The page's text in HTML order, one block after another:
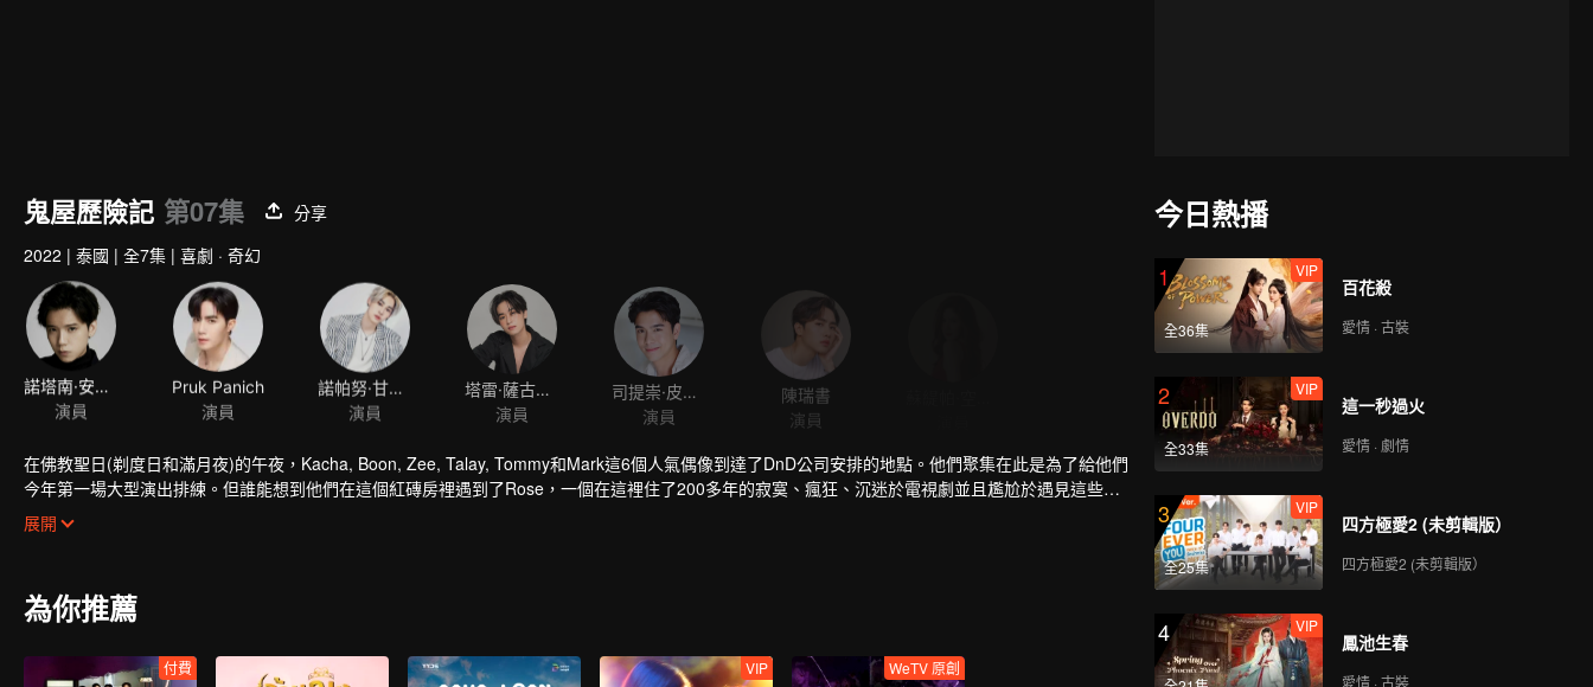
鬼屋歷險記 第07集
分享
2022 | 泰國 | 全7集 | 喜劇 · 奇幻
諾塔南·安楚裏帕迪
演員
Pruk Panich
演員
演員
演員
演員
陳瑞書
演員
在佛教聖日(剃度日和滿月夜)的午夜，Kacha, Boon, Zee, Talay, Tommy和Mark這6個人氣偶像到達了DnD公司安排的地點。他們聚集在此是為了給他們
今年第一場大型演出排練。但誰能想到他們在這個紅磚房裡遇到了Rose，一個在這裡住了200多年的寂寞、瘋狂、沉迷於電視劇並且尷尬於遇見這些偶
像的幽靈，並陷入了一系列混亂呢？超乎想象的意外情況詭異扭曲，令人捧腹，這個紅磚房裡的神祕事件讓著6個青年不得不開始他們的冒險，只為弄清
發生在他們身上的事情到底是真的幽靈作祟，還是隻是他們的幻想……
展開
為你推薦
付費 VIP WeTV 原創
今日熱播
1
全36集
VIP
百花殺
愛情 · 古裝
2
全33集
VIP
這一秒過火
愛情 · 劇情
3
全25集
VIP
四方極愛2 (未剪輯版）
四方極愛2 (未剪輯版）
4 VIP
鳳池生春
愛情 · 古裝